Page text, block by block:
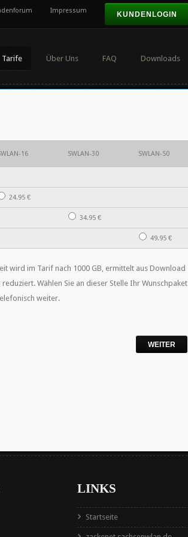
Impressum KUNDENLOGIN
Tarife Über Uns FAQ Downloads
16 SWLAN-30 SWLAN-50
24.95 €
34.95 €
49.95 €
wird im Tarif nach 1000 GB, ermittelt aus Download
Wählen Sie an dieser Stelle Ihr Wunschpaket
weiter.
LINKS
Startseite